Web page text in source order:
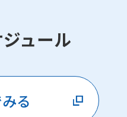
ュール
る